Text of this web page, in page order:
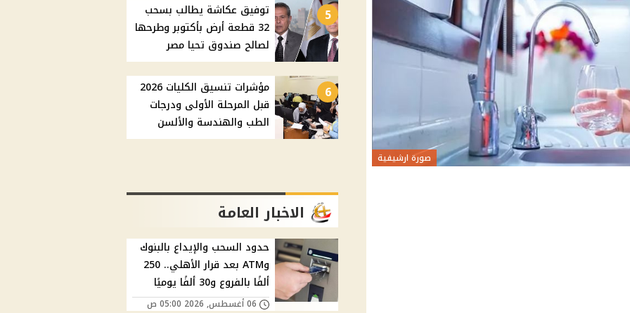
صورة ارشيفية
5
توفيق عكاشة يطالب بسحب
32 قطعة أرض بأكتوبر وطرحها
لصالح صندوق تحيا مصر
6
مؤشرات تنسيق الكليات 2026
قبل المرحلة الأولى ودرجات
الطب والهندسة والألسن
الاخبار العامة
حدود السحب والإيداع بالبنوك
وATM بعد قرار الأهلي.. 250
ألفًا بالفروع و30 ألفًا يوميًا
06 أغسطس, 2026 05:00 ص